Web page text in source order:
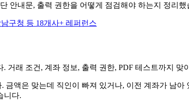
안내문, 출력 권한을 어떻게 점검해야 하는지 정리했
구청 등 18개사+ 레퍼런스
래 조건, 계좌 정보, 출력 권한, PDF 테스트까지
액은 맞는데 직인이 빠져 있거나, 이전 계좌가 남
니다.